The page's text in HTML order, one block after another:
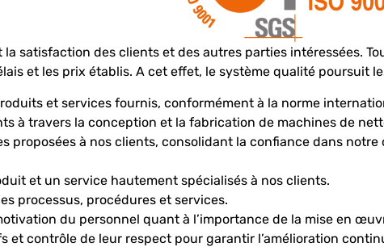
satisfaction des clients et des autres parties intéressées.
et les prix établis. A cet effet, le système qualité poursuit
et services fournis, conformément à la norme
à travers la conception et la fabrication de machines de
proposées à nos clients, consolidant la confiance dans
et un service hautement spécialisés à nos clients.
processus, procédures et services.
du personnel quant à l’importance de la mise en
et contrôle de leur respect pour garantir l’amélioration